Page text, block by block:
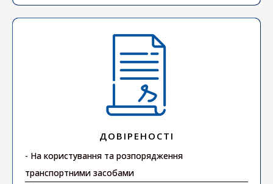
ДОВІРЕНОСТІ
- На користування та розпорядження
транспортними засобами